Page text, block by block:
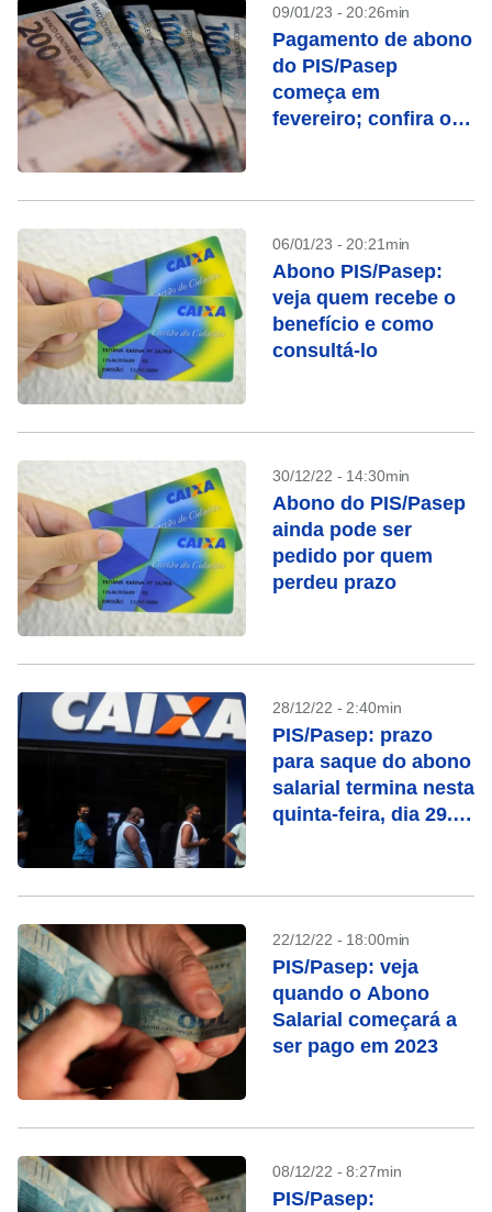
09/01/23 - 20:26min
Pagamento de abono
do PIS/Pasep
começa em
fevereiro; confira o
06/01/23 - 20:21min
Abono PIS/Pasep:
veja quem recebe o
benefício e como
consultá-lo
30/12/22 - 14:30min
Abono do PIS/Pasep
ainda pode ser
pedido por quem
perdeu prazo
28/12/22 - 2:40min
PIS/Pasep: prazo
para saque do abono
salarial termina nesta
quinta-feira, dia 29.
22/12/22 - 18:00min
PIS/Pasep: veja
quando o Abono
Salarial começará a
ser pago em 2023
08/12/22 - 8:27min
PIS/Pasep: